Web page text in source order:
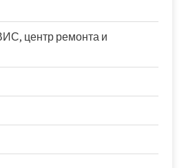
центр ремонта и